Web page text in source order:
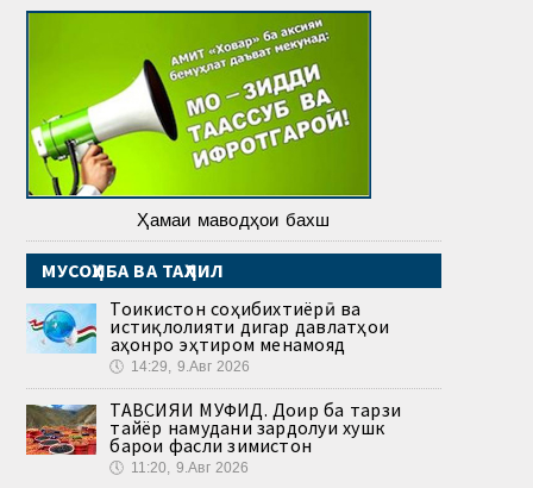
Ҳамаи маводҳои бахш
МУСОҲИБА ВА ТАҲЛИЛ
Тоҷикистон соҳибихтиёрӣ ва
истиқлолияти дигар давлатҳои
ҷаҳонро эҳтиром менамояд
🕔 14:29, 9.Авг 2026
ТАВСИЯИ МУФИД. Доир ба тарзи
тайёр намудани зардолуи хушк
барои фасли зимистон
🕔 11:20, 9.Авг 2026